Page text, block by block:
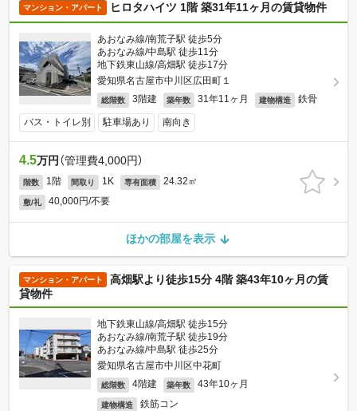
マンション・アパート ヒロタハイツ 1階 築31年11ヶ月の賃貸物件
あおなみ線/南荒子駅 徒歩5分
あおなみ線/中島駅 徒歩11分
地下鉄東山線/高畑駅 徒歩17分
愛知県名古屋市中川区広田町１
総階数 3階建 築年数 31年11ヶ月 建物構造 鉄骨
バス・トイレ別 駐車場あり 南向き
4.5万円 （管理費4,000円）
階数 1階 間取り 1K 専有面積 24.32㎡
敷/礼 40,000円/不要
ほかの部屋を表示
マンション・アパート
高畑駅より徒歩15分 4階 築43年10ヶ月の賃
貸物件
地下鉄東山線/高畑駅 徒歩15分
あおなみ線/南荒子駅 徒歩19分
あおなみ線/中島駅 徒歩25分
愛知県名古屋市中川区中花町
総階数 4階建 築年数 43年10ヶ月
建物構造 鉄筋コン